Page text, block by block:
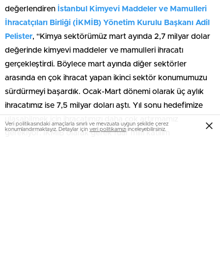
değerlendiren İstanbul Kimyevi Maddeler ve Mamulleri
İhracatçıları Birliği (İKMİB) Yönetim Kurulu Başkanı Adil
Pelister, “Kimya sektörümüz mart ayında 2,7 milyar dolar
değerinde kimyevi maddeler ve mamulleri ihracatı
gerçekleştirdi. Böylece mart ayında diğer sektörler
arasında en çok ihracat yapan ikinci sektör konumumuzu
sürdürmeyi başardık. Ocak-Mart dönemi olarak üç aylık
ihracatımız ise 7,5 milyar doları aştı. Yıl sonu hedefimize
gerekiyor. İKMİB olarak gerek fuar milli katılım
Veri politikasındaki amaçlarla sınırlı ve mevzuata uygun şekilde çerez
konumlandırmaktayız. Detaylar için veri politikamızı inceleyebilirsiniz.